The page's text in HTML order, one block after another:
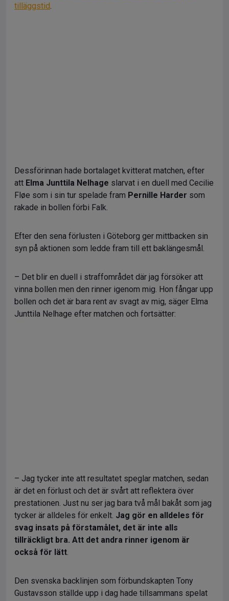
tilläggstid.
Dessförinnan hade bortalaget kvitterat matchen, efter
att Elma Junttila Nelhage slarvat i en duell med Cecilie
Fløe som i sin tur spelade fram Pernille Harder som
rakade in bollen förbi Falk.
Efter den sena förlusten i Göteborg ger mittbacken sin
syn på aktionen som ledde fram till ett baklängesmål.
– Det blir en duell i straffområdet där jag försöker att
vinna bollen men den rinner igenom mig. Hon fångar upp
bollen och det är bara rent av svagt av mig, säger Elma
Junttila Nelhage efter matchen och fortsätter:
– Jag tycker inte att resultatet speglar matchen, sedan
är det en förlust och det är svårt att reflektera över
prestationen. Just nu ser jag bara två mål bakåt som jag
tycker är alldeles för enkelt. Jag gör en alldeles för
svag insats på förstamålet, det är inte alls
tillräckligt bra. Att det andra rinner igenom är
också för lätt.
Den svenska backlinjen som förbundskapten Tony
Gustavsson ställde upp i dag hade tillsammans spelat